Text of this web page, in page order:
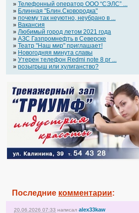
» Телефонный оператор OOO “СЭЛС” ...
» Блинная "Блин.Сковородка"
» почему так неуютно, неубрано в ...
» Вакансия
» Любимый город летом 2021 года
» АЗС Газпромнефть в Северске
» Театр "Наш мир" приглашает!
» Новогодняя минута славы
» Утерен телефон Redmi note 8 pr ...
» розыгрыш или хулиганство?
Последние комментарии:
20.06.2026 07:33 написал alex33kaw